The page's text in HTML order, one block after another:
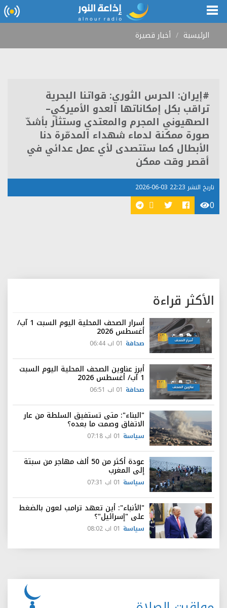
الرئيسية أخبار قصيرة
#إيران: الحرس الثوري: قواتنا البحرية
تراقب بكل إمكاناتها العدو الأميركي–
الصهيوني المجرم والمعتدي وستثأر بأشدّ
صورة ممكنة لدماء شهداء المدمّرة دنا
الأبطال كما ستتصدى لأي عمل عدائي في
أقصر وقت ممكن
تاريخ النشر 22:23 03-06-2026
0
الأكثر قراءة
أسرار الصحف المحلية اليوم السبت 1 آب/
أغسطس 2026
صحافة 01 اب 06:44
أبرز عناوين الصحف المحلية اليوم السبت
1 آب/ أغسطس 2026
صحافة 01 اب 06:51
"البناء": متى تستفيق السلطة من عار
الاتفاق وصمت ما بعده؟
سياسة 01 اب 07:18
عودة أكثر من 50 ألف مهاجر من سبتة
إلى المغرب
سياسة 01 اب 07:31
"الأنباء": أين تعهد ترامب لعون بالضغط
على "إسرائيل"؟
سياسة 01 اب 08:02